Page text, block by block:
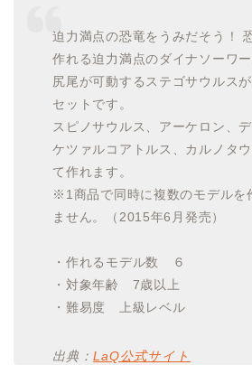
迫力満点の恐竜をうみだそう！
作れる迫力満点のダイナソーワー
尻尾が可動するステゴサウルス
セットです。
スピノサウルス、アーケロン、デ
ケツァルコアトルス、カルノタ
て作れます。
※1商品で同時に複数のモデルを
ません。（2015年6月発売）
・作れるモデル数 ６
・対象年齢 7歳以上
・難易度 上級レベル
出典：LaQ公式サイト